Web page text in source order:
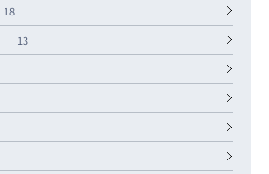
18
13